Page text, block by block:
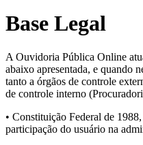
Base Legal
A Ouvidoria Pública Online
abaixo apresentada, e quando
tanto a órgãos de controle
de controle interno
• Constituição Federal de
participação do usuário na